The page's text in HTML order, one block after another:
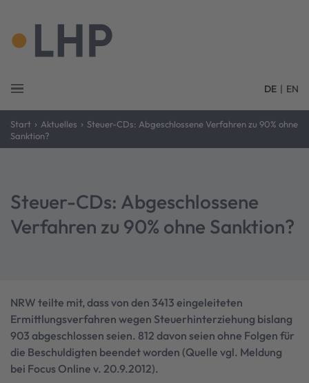
DE | EN
Start › Aktuelles › Steuer-CDs: Abgeschlossene Verfahren zu 90% ohne
Sanktion?
Steuer-CDs: Abgeschlossene
Verfahren zu 90% ohne Sanktion?
NRW teilte mit, dass von den 3413 eingeleiteten
Ermittlungsverfahren wegen Steuerhinterziehung bislang
903 abgeschlossen seien. 812 davon seien ohne Folgen für
die Beschuldigten beendet worden (Quelle vgl. Meldung
bei Focus Online v. 20.9.2012).